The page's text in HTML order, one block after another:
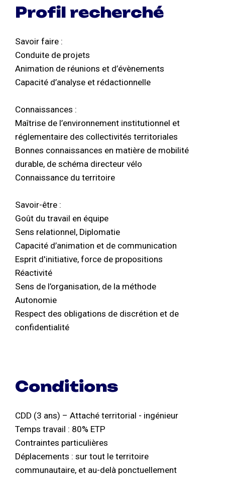
Profil recherché
Savoir faire :
Conduite de projets
Animation de réunions et d’évènements
Capacité d’analyse et rédactionnelle
Connaissances :
Maîtrise de l’environnement institutionnel et
réglementaire des collectivités territoriales
Bonnes connaissances en matière de mobilité
durable, de schéma directeur vélo
Connaissance du territoire
Savoir-être :
Goût du travail en équipe
Sens relationnel, Diplomatie
Capacité d’animation et de communication
Esprit d'initiative, force de propositions
Réactivité
Sens de l’organisation, de la méthode
Autonomie
Respect des obligations de discrétion et de
confidentialité
Conditions
CDD (3 ans) – Attaché territorial - ingénieur
Temps travail : 80% ETP
Contraintes particulières
Déplacements : sur tout le territoire
communautaire, et au-delà ponctuellement